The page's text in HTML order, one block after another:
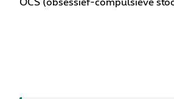
OCS (obsessief-compulsieve